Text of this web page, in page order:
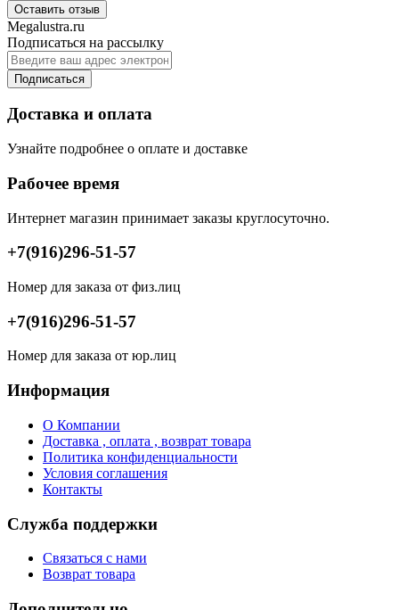
Оставить отзыв
Megalustra.ru
Подписаться на рассылку
Подписаться
Доставка и оплата
Узнайте подробнее о оплате и доставке
Рабочее время
Интернет магазин принимает заказы круглосуточно.
+7(916)296-51-57
Номер для заказа от физ.лиц
+7(916)296-51-57
Номер для заказа от юр.лиц
Информация
О Компании
Доставка , оплата , возврат товара
Политика конфиденциальности
Условия соглашения
Контакты
Служба поддержки
Связаться с нами
Возврат товара